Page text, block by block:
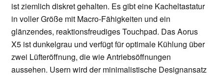
ist ziemlich diskret gehalten. Es gibt eine Kacheltastatur
in voller Größe mit Macro-Fähigkeiten und ein
glänzendes, reaktionsfreudiges Touchpad. Das Aorus
X5 ist dunkelgrau und verfügt für optimale Kühlung über
zwei Lüfteröffnung, die wie Antriebsöffnungen
aussehen. Usern wird der minimalistische Designansatz